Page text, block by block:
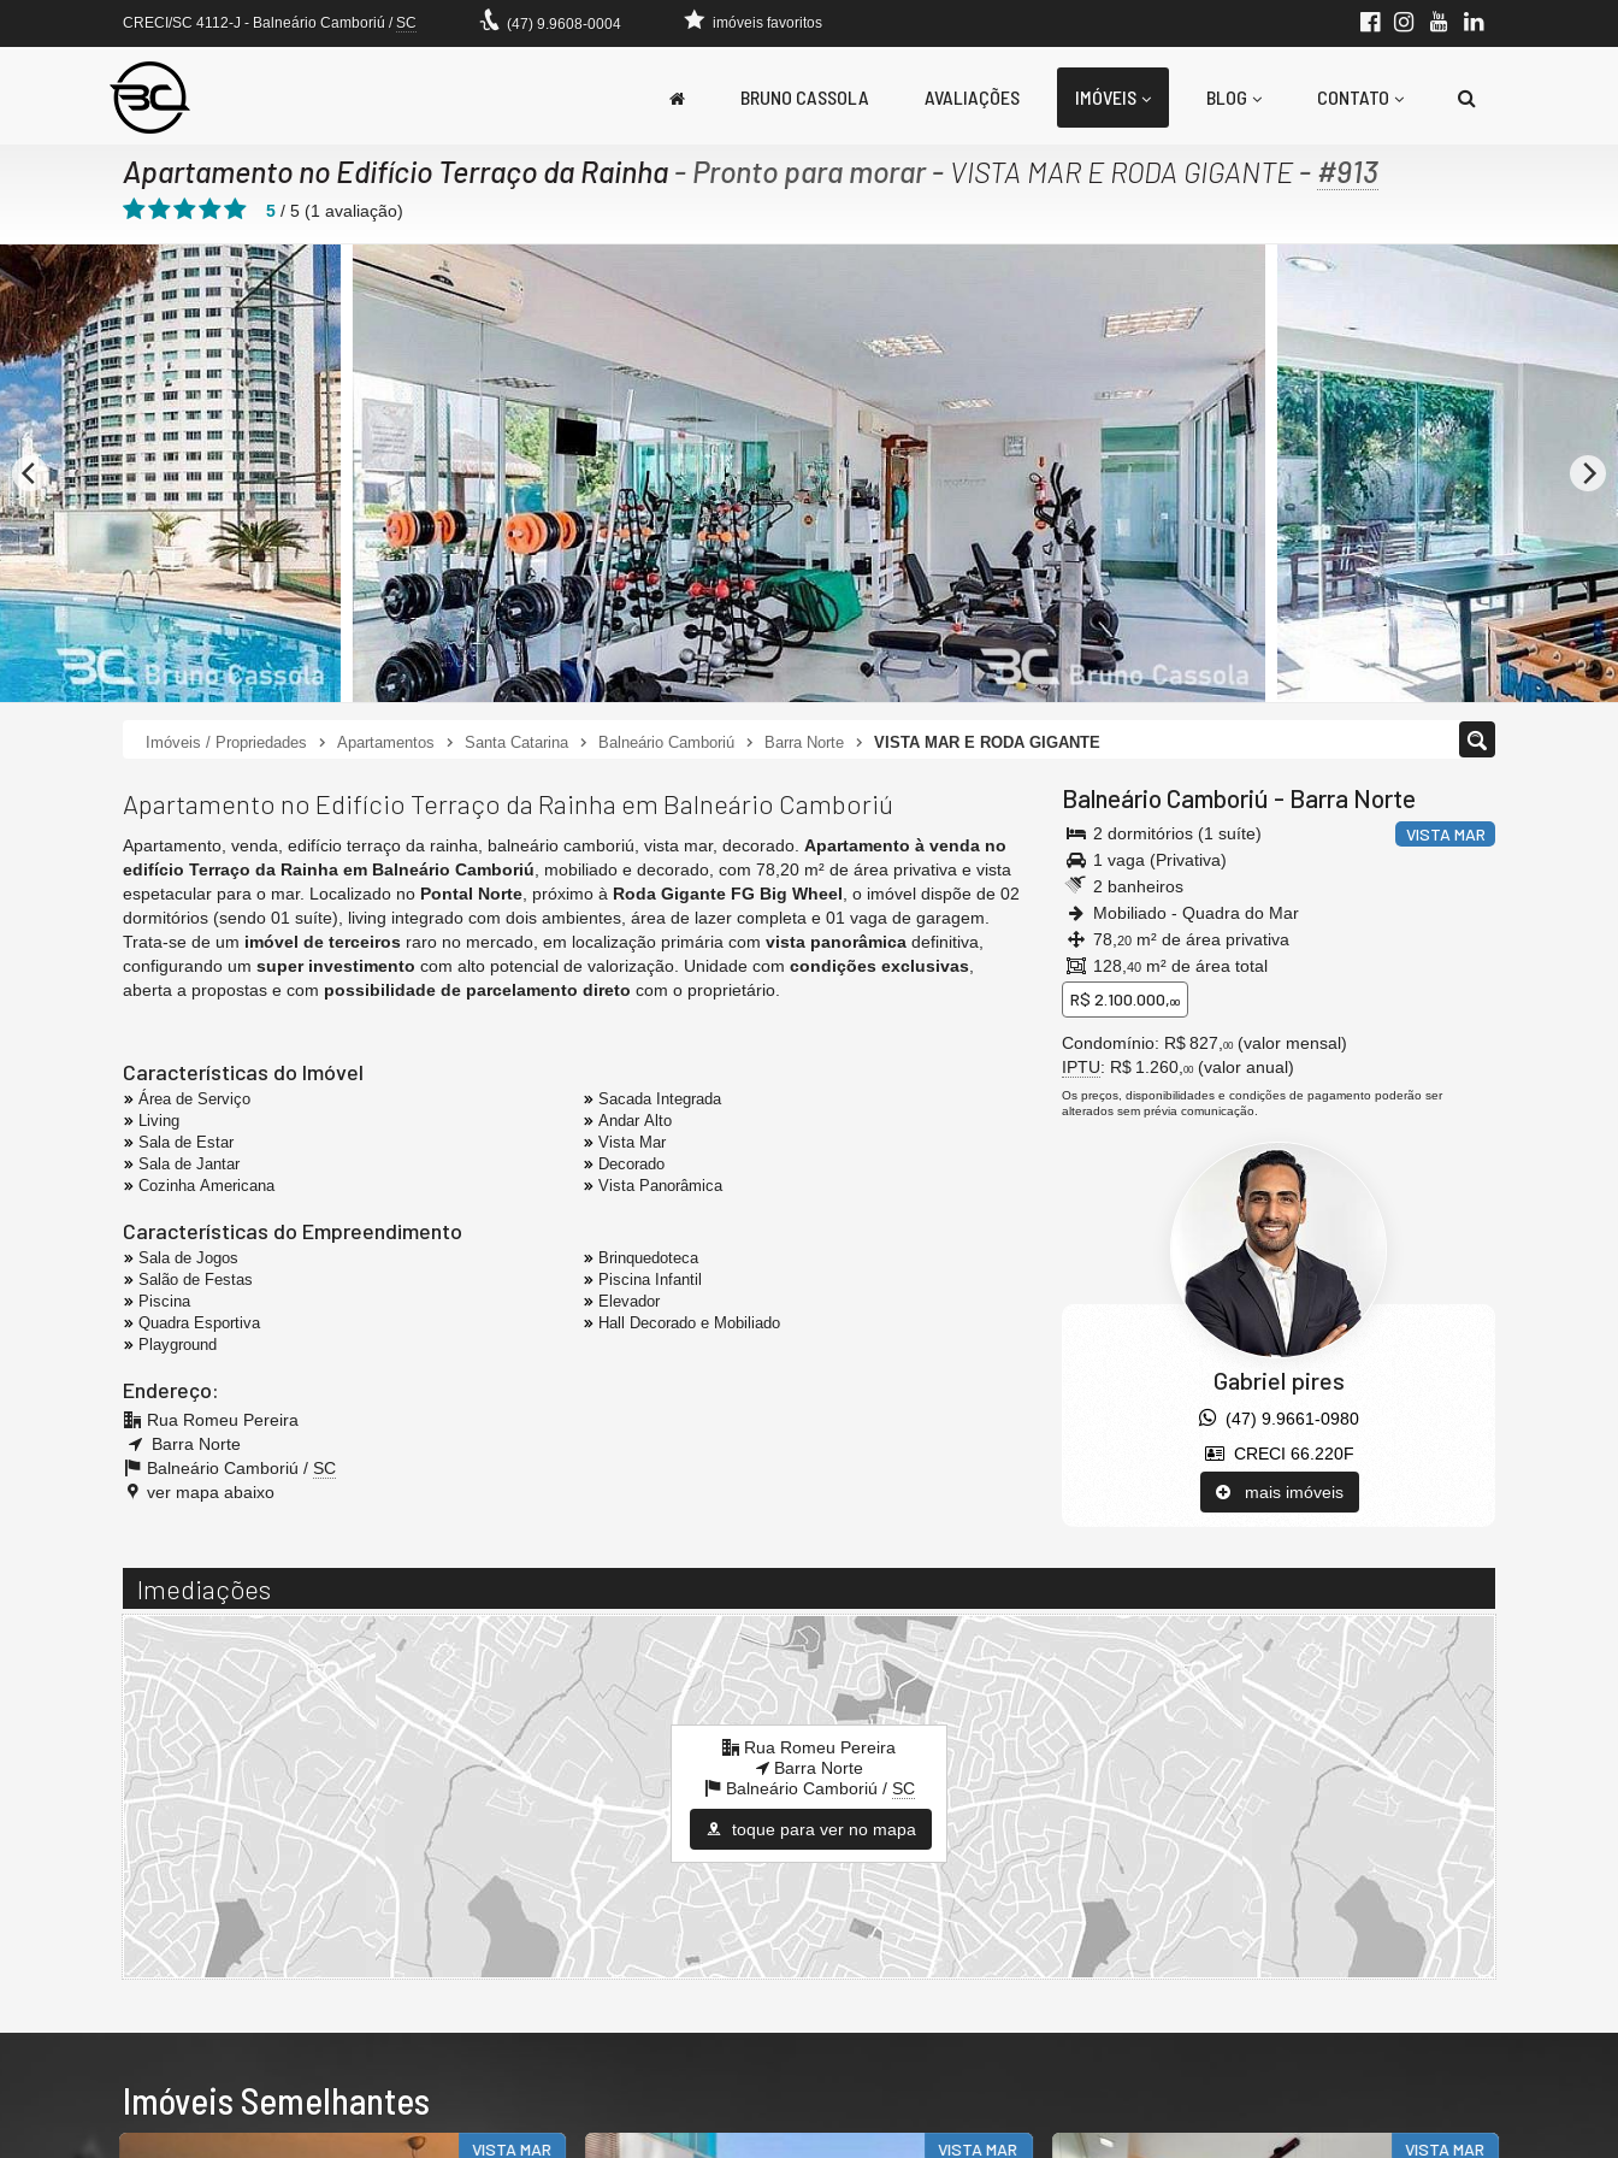
CRECI/SC 4112-J - Balneário Camboriú /SC (47) 9.9608-0004 imóveis favoritos
BRUNO CASSOLA AVALIAÇÕES IMÓVEIS BLOG CONTATO
Apartamento no Edifício Terraço da Rainha - Pronto para morar- VISTA MAR E RODA GIGANTE- #913
5 / 5 (1 avaliação)
Imóveis / Propriedades Apartamentos Santa Catarina Balneário Camboriú Barra Norte VISTA MAR E RODA GIGANTE
Apartamento no Edifício Terraço da Rainha em Balneário Camboriú
Apartamento, venda, edifício terraço da rainha, balneário camboriú, vista mar, decorado. Apartamento à venda no
edifício Terraço da Rainha em Balneário Camboriú, mobiliado e decorado, com 78,20 m² de área privativa e vista
espetacular para o mar. Localizado no Pontal Norte, próximo à Roda Gigante FG Big Wheel, o imóvel dispõe de 02
dormitórios (sendo 01 suíte), living integrado com dois ambientes, área de lazer completa e 01 vaga de garagem.
Trata-se de um imóvel de terceiros raro no mercado, em localização primária com vista panorâmica definitiva,
configurando um super investimento com alto potencial de valorização. Unidade com condições exclusivas,
aberta a propostas e com possibilidade de parcelamento direto com o proprietário.
Características do Imóvel
Área de Serviço
Living
Sala de Estar
Sala de Jantar
Cozinha Americana
Sacada Integrada
Andar Alto
Vista Mar
Decorado
Vista Panorâmica
Características do Empreendimento
Sala de Jogos
Salão de Festas
Piscina
Quadra Esportiva
Playground
Brinquedoteca
Piscina Infantil
Elevador
Hall Decorado e Mobiliado
Endereço:
Rua Romeu Pereira
Barra Norte
Balneário Camboriú / SC
ver mapa abaixo
Balneário Camboriú - Barra Norte
VISTA MAR
2 dormitórios (1 suíte)
1 vaga (Privativa)
2 banheiros
Mobiliado - Quadra do Mar
78, 20 m² de área privativa
128, 40 m² de área total
R$ 2.100.000,00
Condomínio: R$ 827, 00 (valor mensal)
IPTU: R$ 1.260, 00 (valor anual)
Os preços, disponibilidades e condições de pagamento poderão ser
alterados sem prévia comunicação.
Gabriel pires
(47) 9.9661-0980
CRECI 66.220F
mais imóveis
Imediações
Rua Romeu Pereira
Barra Norte
Balneário Camboriú / SC
toque para ver no mapa
Imóveis Semelhantes
VISTA MAR VISTA MAR VISTA MAR